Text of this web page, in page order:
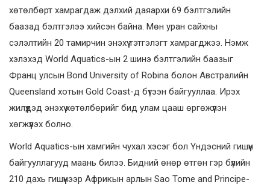
хөтөлбөрт хамрагдаж дэлхий даяархи 69 бэлтгэлийн
баазад бэлтгэлээ хийсэн байна. Мөн уран сайхны
сэлэлтийн 20 тамирчин энэхүү тэтгэлэгт хамрагджээ. Нэмж
хэлэхэд World Aquatics-ын 2 шинэ бэлтгэлийн баазыг
Франц улсын Bond University of Robina болон Австралийн
Queensland хотын Gold Coast-д бүтээн байгууллаа. Ирэх
жилүүдэд энэхүү хөтөлбөрийг бид улам цааш өргөжүүлэн
хөгжүүлэх болно.
World Aquatics-ын хамгийн чухал хэсэг бол Үндэсний гишүүн
байгууллагууд маань билээ. Бидний өнөр өтгөн гэр бүлийн
210 дахь гишүүнээр Африкын арлын Sao Tome and Principe-